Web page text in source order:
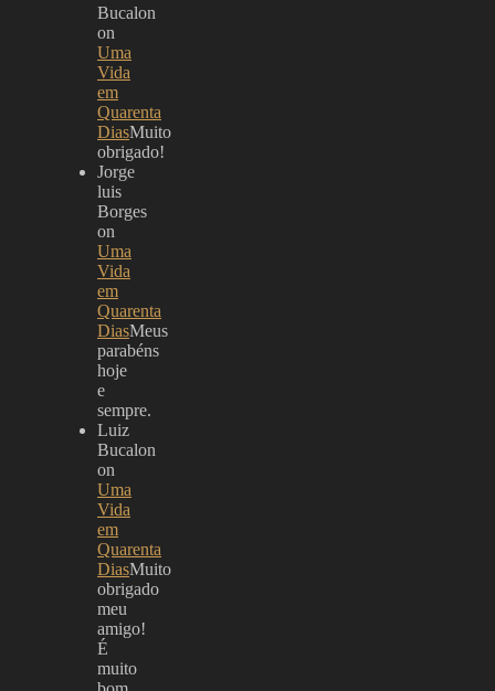
Bucalon
on
Uma
Vida
em
Quarenta
DiasMuito
obrigado!
Jorge
luis
Borges
on
Uma
Vida
em
Quarenta
DiasMeus
parabéns
hoje
e
sempre.
Luiz
Bucalon
on
Uma
Vida
em
Quarenta
DiasMuito
obrigado
meu
amigo!
É
muito